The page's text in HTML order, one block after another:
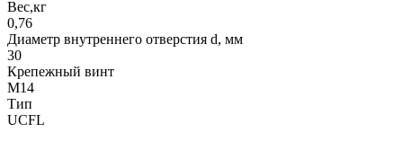
Вес,кг
0,76
Диаметр внутреннего отверстия d, мм
30
Крепежный винт
М14
Тип
UCFL